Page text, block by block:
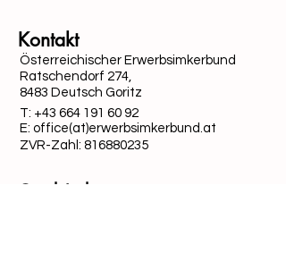
Kontakt
Österreichischer Erwerbsimkerbund
Ratschendorf 274,
8483 Deutsch Goritz
T: +43 664 191 60 92
E: office(at)erwerbsimkerbund.at
ZVR-Zahl: 816880235
Quick-Links